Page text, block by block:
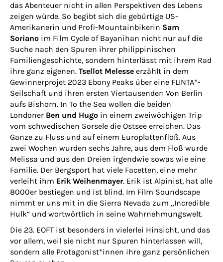
das Abenteuer nicht in allen Perspektiven des Lebens
zeigen würde. So begibt sich die gebürtige US-
Amerikanerin und Profi-Mountainbikerin Sam
Soriano im Film Cycle of Bayanihan nicht nur auf die
Suche nach den Spuren ihrer philippinischen
Familiengeschichte, sondern hinterlässt mit ihrem Rad
ihre ganz eigenen. Tsellot Melesse erzählt in dem
Gewinnerprojet 2023 Ebony Peaks über eine FLINTA*-
Seilschaft und ihren ersten Viertausender: Von Berlin
aufs Bishorn. In To the Sea wollen die beiden
Londoner Ben und Hugo in einem zweiwöchigen Trip
vom schwedischen Sorsele die Ostsee erreichen. Das
Ganze zu Fluss und auf einem Europlattenfloß. Aus
zwei Wochen wurden sechs Jahre, aus dem Floß wurde
Melissa und aus den Dreien irgendwie sowas wie eine
Familie. Der Bergsport hat viele Facetten, eine mehr
verleiht ihm Erik Weihenmayer. Erik ist Alpinist, hat alle
8000er bestiegen und ist blind. Im Film Soundscape
nimmt er uns mit in die Sierra Nevada zum „Incredible
Hulk“ und wortwörtlich in seine Wahrnehmungswelt.
Die 23. EOFT ist besonders in vielerlei Hinsicht, und das
vor allem, weil sie nicht nur Spuren hinterlassen will,
sondern alle Protagonist*innen ihre ganz persönlichen